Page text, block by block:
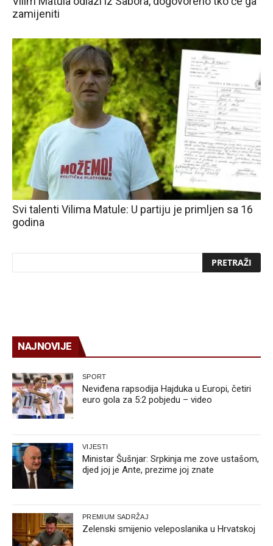
zamijeniti
Svi talenti Vilima Matule: U partiju je primljen sa 16
godina
NAJNOVIJE
SPORT
Neviđena rapsodija Hajduka u Europi, četiri
euro gola za 5:2 pobjedu – video
VIJESTI
Ministar Šušnjar: Srpkinja me zove ustašom,
djed joj je Ante, prezime joj znate
PREMIUM SADRŽAJ
Zelenski smijenio veleposlanika u Hrvatskoj